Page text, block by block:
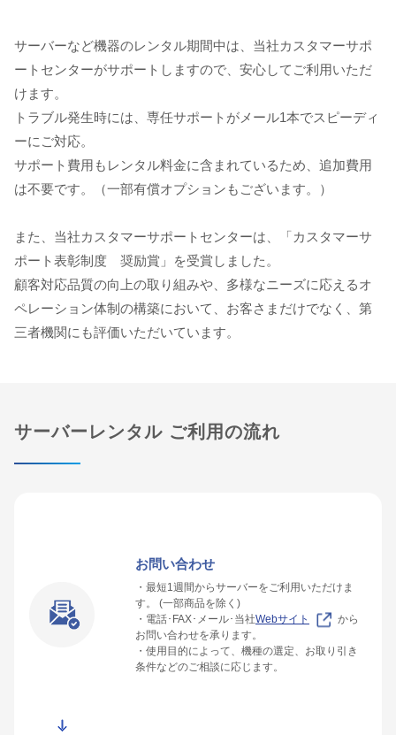
サーバーなど機器のレンタル期間中は、当社カスタマーサポ
ートセンターがサポートしますので、安心してご利用いただ
けます。
トラブル発生時には、専任サポートがメール1本でスピーディ
ーにご対応。
サポート費用もレンタル料金に含まれているため、追加費用
は不要です。（一部有償オプションもございます。）
また、当社カスタマーサポートセンターは、「カスタマーサ
ポート表彰制度 奨励賞」を​受賞しました。​
顧客対応品質の向上の取り組みや、多様なニーズに応えるオ
ペレーション​体制の構築において、お客さまだけでなく、第
三者機関にも評価いただいています。
サーバーレンタル ご利用の流れ
お問い合わせ
・最短1週間からサーバーをご利用いただけま
す。 (一部商品を除く)
・電話･FAX･メール･当社Webサイト
から
お問い合わせを承ります。
・使用目的によって、機種の選定、お取り引き
条件などのご相談に応じます。